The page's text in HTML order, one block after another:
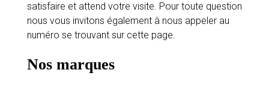
satisfaire et attend votre visite. Pour toute question
nous vous invitons également à nous appeler au
numéro se trouvant sur cette page.
Nos marques